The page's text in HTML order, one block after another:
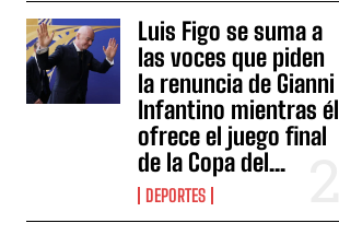
Luis Figo se suma a
las voces que piden
la renuncia de Gianni
Infantino mientras él
ofrece el juego final
de la Copa del...
DEPORTES